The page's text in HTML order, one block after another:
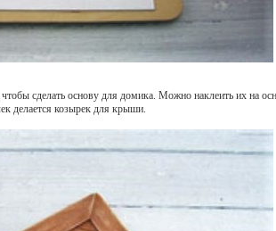
сделать основу для домика. Можно наклеить их на
делается козырек для крыши.